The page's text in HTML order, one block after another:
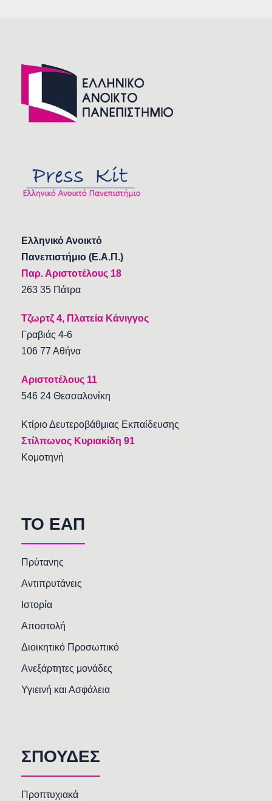
Ελληνικό Ανοικτό
Πανεπιστήμιο (Ε.Α.Π.)
Παρ. Αριστοτέλους 18
263 35 Πάτρα
Τζωρτζ 4, Πλατεία Κάνιγγος
Γραβιάς 4-6
106 77 Αθήνα
Αριστοτέλους 11
546 24 Θεσσαλονίκη
Κτίριο Δευτεροβάθμιας Εκπαίδευσης
Στίλπωνος Κυριακίδη 91
Κομοτηνή
TO EAΠ
Πρύτανης
Αντιπρυτάνεις
Ιστορία
Αποστολή
Διοικητικό Προσωπικό
Ανεξάρτητες μονάδες
Υγιεινή και Ασφάλεια
ΣΠΟΥΔΕΣ
Προπτυχιακά